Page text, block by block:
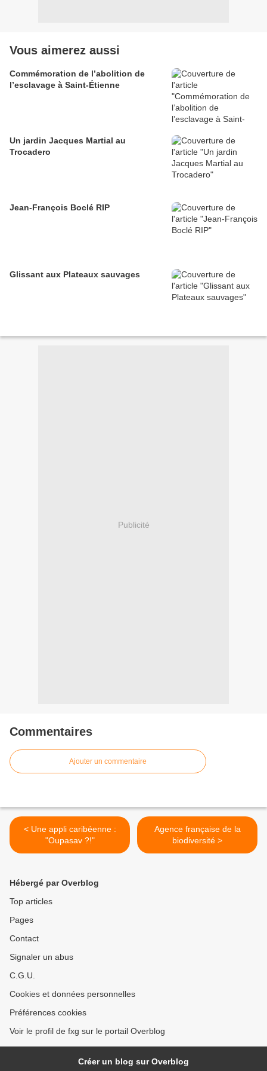
Vous aimerez aussi
Commémoration de l’abolition de
l’esclavage à Saint-Étienne
Un jardin Jacques Martial au
Trocadero
Jean-François Boclé RIP
Glissant aux Plateaux sauvages
Publicité
Commentaires
Ajouter un commentaire
< Une appli caribéenne :
"Oupasav ?!"
Agence française de la
biodiversité >
Hébergé par Overblog
Top articles
Pages
Contact
Signaler un abus
C.G.U.
Cookies et données personnelles
Préférences cookies
Voir le profil de fxg sur le portail Overblog
Créer un blog sur Overblog